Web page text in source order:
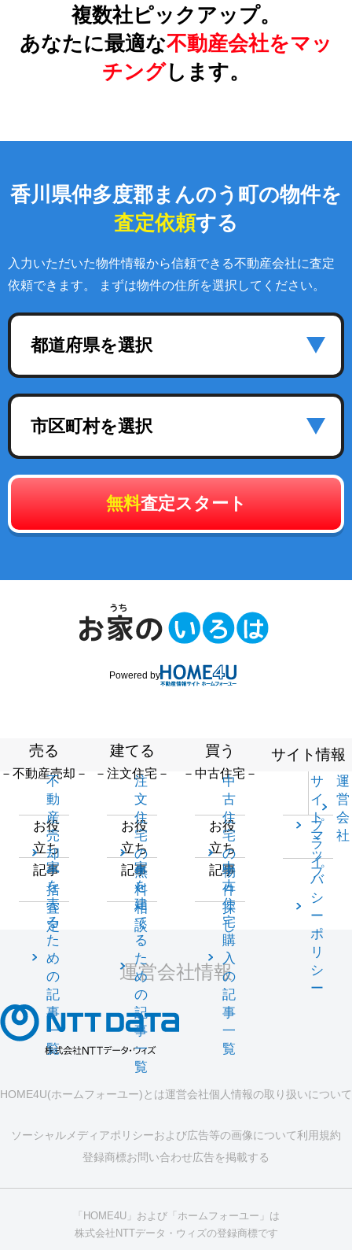
複数社ピックアップ。
あなたに最適な不動産会社をマッ
チングします。
香川県仲多度郡まんのう町の物件を
査定依頼する
入力いただいた物件情報から信頼できる不動産会社に査定
依頼できます。 まずは物件の住所を選択してください。
都道府県を選択
市区町村を選択
無料査定スタート
Powered by
売る
－不動産売却－
不
動
産
売
却
一
括
査
定
お役
立ち
記事
家
を
売
る
た
め
の
記
事
一
覧
建てる
－注文住宅－
注
文
住
宅
の
無
料
相
談
お役
立ち
記事
家
を
建
て
る
た
め
の
記
事
一
覧
買う
－中古住宅－
中
古
住
宅
の
物
件
探
し
お役
立ち
記事
中
古
住
宅
購
入
の
記
事
一
覧
サイト情報
サ
イ
ト
マ
ッ
プ
運
営
会
社
プ
ラ
イ
バ
シ
ー
ポ
リ
シ
ー
運営会社情報
HOME4U(ホームフォーユー)とは運営会社個人情報の取り扱いについて
ソーシャルメディアポリシーおよび広告等の画像について利用規約
登録商標お問い合わせ広告を掲載する
「HOME4U」および「ホームフォーユー」は
株式会社NTTデータ・ウィズの登録商標です